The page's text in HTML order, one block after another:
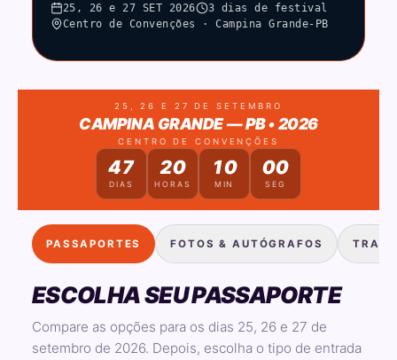
25, 26 e 27 SET 2026
3 dias de festival
Centro de Convenções · Campina Grande-PB
25, 26 E 27 DE SETEMBRO
CAMPINA GRANDE — PB • 2026
CENTRO DE CONVENÇÕES
47
DIAS
20
HORAS
10
MIN
00
SEG
PASSAPORTES FOTOS & AUTÓGRAFOS
ESCOLHA SEU PASSAPORTE
Compare as opções para os dias 25, 26 e 27 de
setembro de 2026. Depois, escolha o tipo de entrada